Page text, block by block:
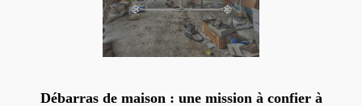
Débarras de maison : une mission à confier à